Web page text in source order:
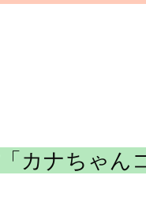
カナちゃん